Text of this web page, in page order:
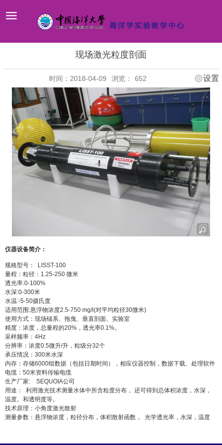
现场激光粒度剖面
时间：2018-04-09 浏览： 652 设置
仪器设备简介：
规格型号： LISST-100
量程：粒径：1.25-250 微米
透光率:0-100%
水深:0-300米
水温:-5-50摄氏度
适用范围:悬浮物浓度2.5-750 mg/l(对平均粒径30微米)
使用方式：现场锚系、拖曳、垂直剖面、实验室
精度：浓度，总量程的20%，透光率0.1%。
采样频率：4Hz
分辨率：浓度0.5微升/升，粒级分32个
承压情况：300米水深
内存：存储6000组数据（包括日期时间），相应仪器控制，数据下载、处理软件
电缆：50米资料传输电缆
生产厂家: SEQUOIA公司
用途： 利用激光技术测量水体中所含粒度分布， 还可得到总体积浓度，水深，
温度。和透明度等。
技术原理：小角度激光散射
测量参数：悬浮物浓度，粒径分布，体积散射函数， 光学透光率，水深，温度